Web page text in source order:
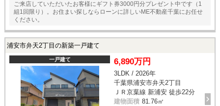
ご来店していただいたお客様にギフト券3000円分プレゼント中です（1
組1回限り）。お住まい探しならローンに詳しいME不動産千葉にお任せ
ください。
浦安市弁天2丁目の新築一戸建て
一戸建て 6,890万円
3LDK / 2026年
千葉県浦安市弁天2丁目
ＪＲ京葉線 新浦安 徒歩22分
建物面積 81.76㎡